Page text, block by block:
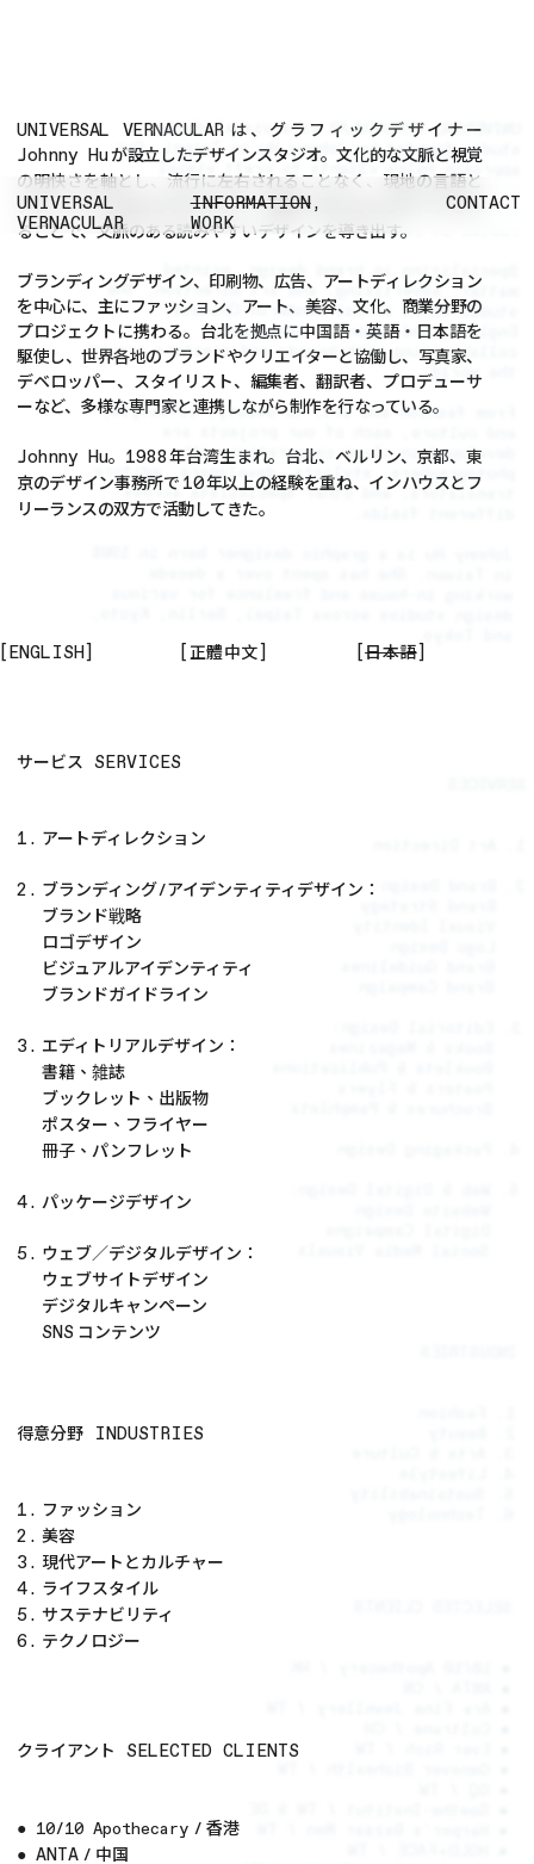
UNIVERSAL
VERNACULAR
INFORMATION,
WORK
CONTACT
UNIVERSAL VERNACULARは、グラフィックデザイナー
Johnny Huが設立したデザインスタジオ。文化的な文脈と視覚
の明快さを軸とし、流行に左右されることなく、現地の言語と
グローバルな視点を手がかりに、明瞭で深みのある形にまとめ
ることで、文脈のある読みやすいデザインを導き出す。
ブランディングデザイン、印刷物、広告、アートディレクション
を中心に、主にファッション、アート、美容、文化、商業分野の
プロジェクトに携わる。台北を拠点に中国語・英語・日本語を
駆使し、世界各地のブランドやクリエイターと協働し、写真家、
デベロッパー、スタイリスト、編集者、翻訳者、プロデューサ
ーなど、多様な専門家と連携しながら制作を行なっている。
Johnny Hu。 1988年台湾生まれ。台北、ベルリン、京都、東
京のデザイン事務所で 10年以上の経験を重ね、インハウスとフ
リーランスの双方で活動してきた。
UNIVERSAL VERNACULAR is a visual design
studio founded by Johnny Hu in Taipei. Our
approach helps clients to craft visual
narratives that resonate with audiences
across the globe, always with care to remain
rooted in local contexts over trends.‍
Specializing in brand design, printed
matter, advertising, and art direction, the
studio works across Mandarin Chinese,
English, and Japanese languages,
collaborating with brands and creators around
the world.
From fashion and art, to beauty, lifestyle,
developed in close cooperation with
photographers, stylists, developers, editors,
translators, and other specialists across
2. Brand Design:
サービス SERVICES
1. アートディレクション
2. ブランディング/アイデンティティデザイン：
ブランド戦略
ロゴデザイン
ビジュアルアイデンティティ
ブランドガイドライン
3. エディトリアルデザイン：
書籍、雑誌
ブックレット、出版物
ポスター、フライヤー
冊子、パンフレット
4. パッケージデザイン
5. ウェブ／デジタルデザイン：
ウェブサイトデザイン
デジタルキャンペーン
SNS コンテンツ
得意分野 INDUSTRIES
1. ファッション
2. 美容
3. 現代アートとカルチャー
4. ライフスタイル
5. サステナビリティ
6. テクノロジー
クライアント SELECTED CLIENTS
● 10/10 Apothecary / 香港
● ANTA / 中国
[正體中文] [日本語]